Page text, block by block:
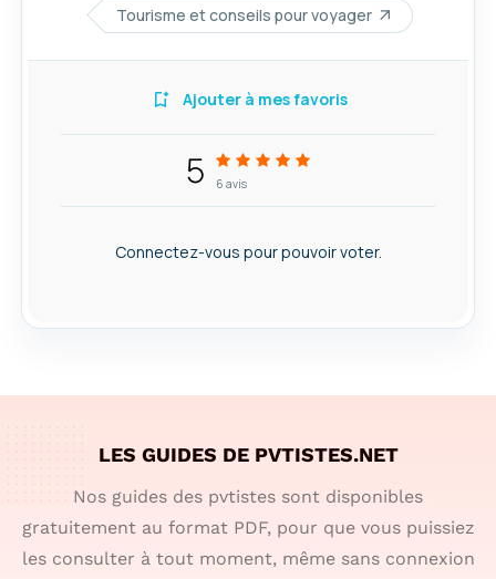
Tourisme et conseils pour voyager
Ajouter à mes favoris
5 6 avis
Connectez-vous pour pouvoir voter.
LES GUIDES DE PVTISTES.NET
Nos guides des pvtistes sont disponibles
gratuitement au format PDF, pour que vous puissiez
les consulter à tout moment, même sans connexion